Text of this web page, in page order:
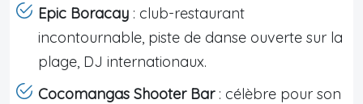
Epic Boracay : club-restaurant
incontournable, piste de danse ouverte sur la
plage, DJ internationaux.
Cocomangas Shooter Bar: célèbre pour son